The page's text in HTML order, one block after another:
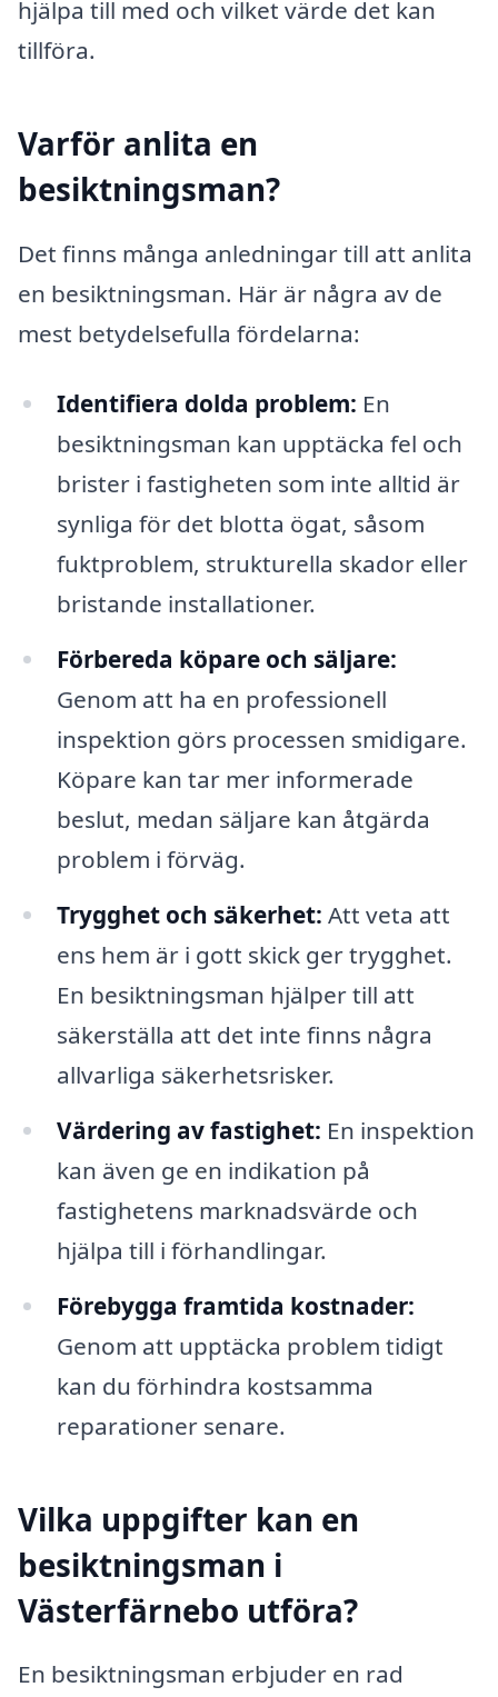
hjälpa till med och vilket värde det kan
tillföra.
Varför anlita en
besiktningsman?
Det finns många anledningar till att anlita
en besiktningsman. Här är några av de
mest betydelsefulla fördelarna:
Identifiera dolda problem: En
besiktningsman kan upptäcka fel och
brister i fastigheten som inte alltid är
synliga för det blotta ögat, såsom
fuktproblem, strukturella skador eller
bristande installationer.
Förbereda köpare och säljare:
Genom att ha en professionell
inspektion görs processen smidigare.
Köpare kan tar mer informerade
beslut, medan säljare kan åtgärda
problem i förväg.
Trygghet och säkerhet: Att veta att
ens hem är i gott skick ger trygghet.
En besiktningsman hjälper till att
säkerställa att det inte finns några
allvarliga säkerhetsrisker.
Värdering av fastighet: En inspektion
kan även ge en indikation på
fastighetens marknadsvärde och
hjälpa till i förhandlingar.
Förebygga framtida kostnader:
Genom att upptäcka problem tidigt
kan du förhindra kostsamma
reparationer senare.
Vilka uppgifter kan en
besiktningsman i
Västerfärnebo utföra?
En besiktningsman erbjuder en rad